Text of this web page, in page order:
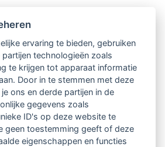
jaar de LVSC-
met o.a.:
TsvB-artikelen
vlak van professioneel
ervaring te bieden, gebruiken
technologieën zoals
te krijgen tot apparaat informatie
Door in te stemmen met deze
ons en derde partijen in de
gegevens zoals
ID's op deze website te
geen toestemming geeft of deze
eigenschappen en functies